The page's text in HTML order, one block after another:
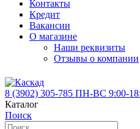
Контакты
Кредит
Вакансии
О магазине
Наши реквизиты
Отзывы о компании
8 (3902) 305-785 ПН-ВС 9:00-
Каталог
Поиск